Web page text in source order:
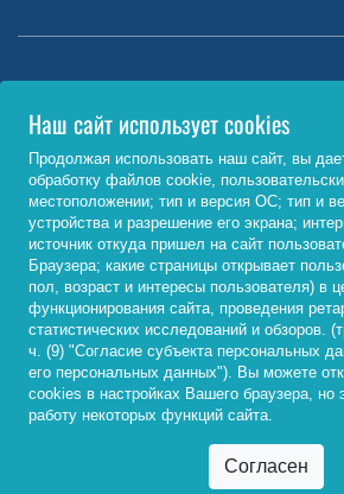
Министерство науки и высшего
http://www.minobrnauki.gov.ru/
Министерство просвещения РФ
https://edu.gov.ru/
Федеральный портал «Российское
http://www.edu.ru/
© 2026, ФГБОУ ВО «Байкальский
университет»
Наш сайт использует cookies
Продолжая использовать наш сайт, вы
обработку файлов cookie,
местоположении; тип и версия ОС; тип и
устройства и разрешение его экрана;
источник откуда пришел на сайт
Браузера; какие страницы открывает
пол, возраст и интересы пользователя) в
функционирования сайта, проведения
статистических исследований и обзоров.
ч. (9) "Согласие субъекта персональных
его персональных данных"). Вы можете
cookies в настройках Вашего браузера, но
работу некоторых функций сайта.